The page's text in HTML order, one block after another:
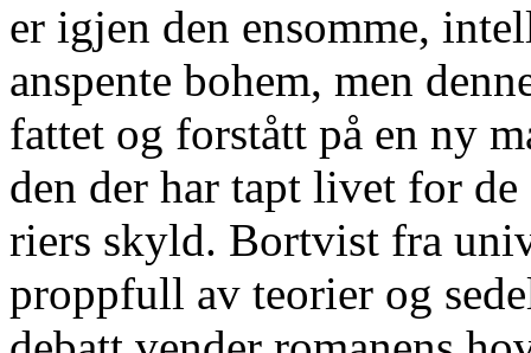
er igjen den ensomme,
anspente bohem, men
fattet og forstått på en ny
den der har tapt livet for
riers skyld. Bortvist fra
proppfull av teorier og